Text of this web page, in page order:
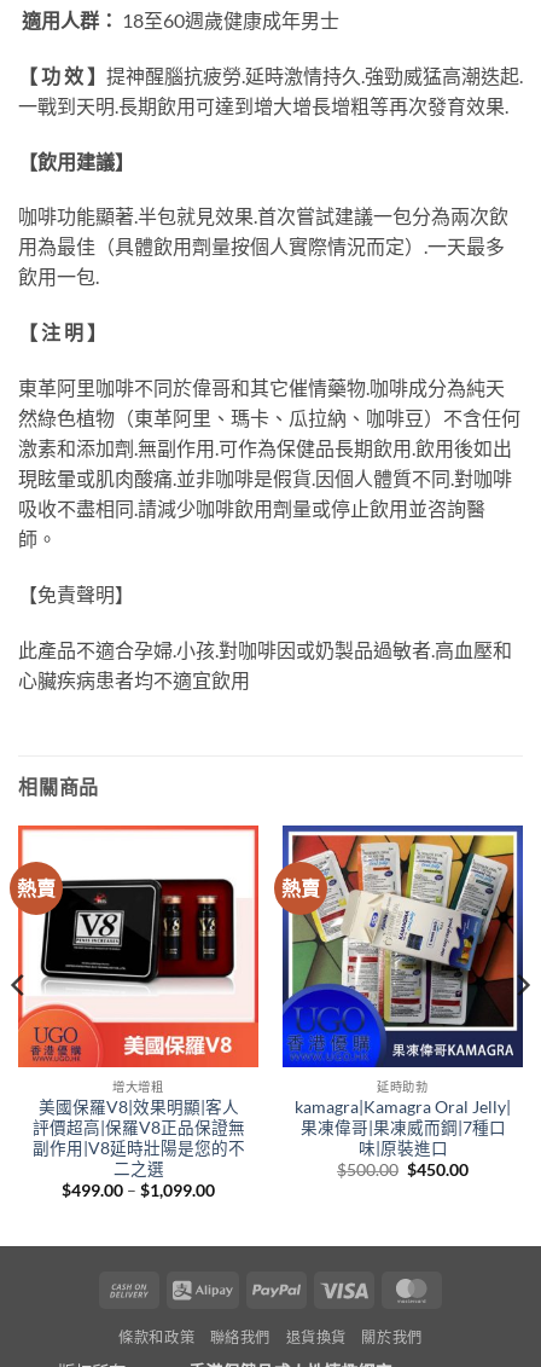
適用人群： 18至60週歲健康成年男士
【 功 效 】 提神醒腦抗疲勞.延時激情持久.強勁威猛高潮迭起.
一戰到天明.長期飲用可達到增大增長增粗等再次發育效果.
【飲用建議】
咖啡功能顯著.半包就見效果.首次嘗試建議一包分為兩次飲
用為最佳（具體飲用劑量按個人實際情況而定）.一天最多
飲用一包.
【 注 明 】
東革阿里咖啡不同於偉哥和其它催情藥物.咖啡成分為純天
然綠色植物（東革阿里、瑪卡、瓜拉納、咖啡豆）不含任何
激素和添加劑.無副作用.可作為保健品長期飲用.飲用後如出
現眩暈或肌肉酸痛.並非咖啡是假貨.因個人體質不同.對咖啡
吸收不盡相同.請減少咖啡飲用劑量或停止飲用並咨詢醫
師。
【免責聲明】
此產品不適合孕婦.小孩.對咖啡因或奶製品過敏者.高血壓和
心臟疾病患者均不適宜飲用
相關商品
熱賣
增大增粗
美國保羅V8|效果明顯|客人
評價超高|保羅V8正品保證無
副作用|V8延時壯陽是您的不
二之選
$499.00 – $1,099.00Price
$1,099.00
熱賣
延時助勃
kamagra|Kamagra Oral Jelly|
果凍偉哥|果凍威而鋼|7種口
味|原裝進口
$500.00 Original
$450.00Current
Cash
Delivery
Alipay PayPal Visa
條款和政策 聯絡我們 退貨換貨 關於我們